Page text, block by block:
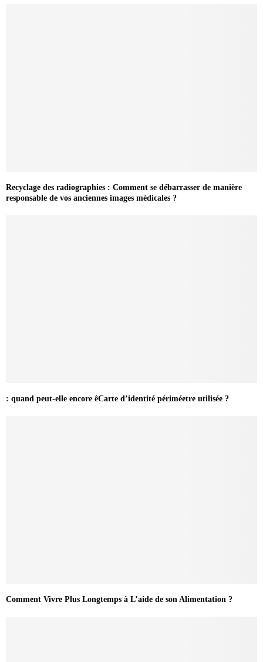
Recyclage des radiographies : Comment se débarrasser de manière
responsable de vos anciennes images médicales ?
: quand peut-elle encore êCarte d’identité périméetre utilisée ?
Comment Vivre Plus Longtemps à L’aide de son Alimentation ?